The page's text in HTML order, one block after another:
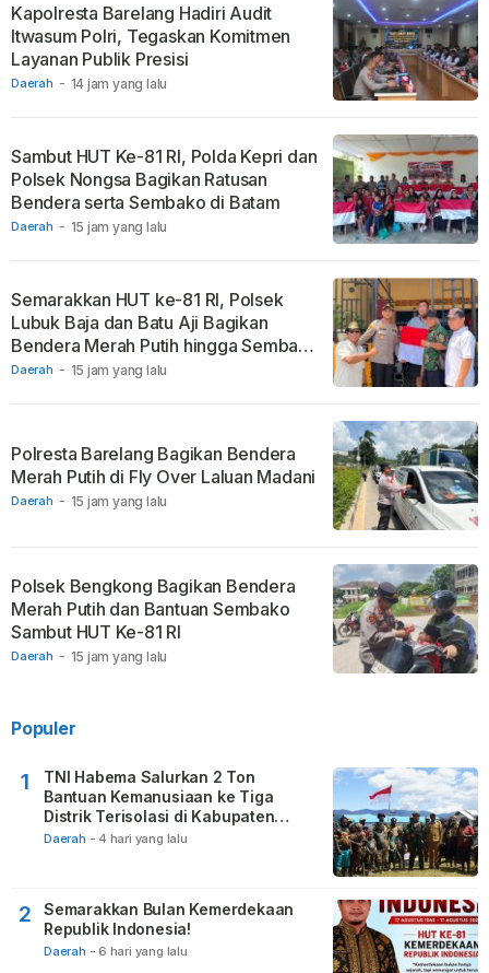
Daerah - 14 jam yang lalu
Kapolresta Barelang Hadiri Audit
Itwasum Polri, Tegaskan Komitmen
Layanan Publik Presisi
Daerah - 15 jam yang lalu
Sambut HUT Ke-81 RI, Polda Kepri dan
Polsek Nongsa Bagikan Ratusan
Bendera serta Sembako di Batam
Daerah - 15 jam yang lalu
Semarakkan HUT ke-81 RI, Polsek
Lubuk Baja dan Batu Aji Bagikan
Bendera Merah Putih hingga Sembako
ke Warga
Daerah - 15 jam yang lalu
Polresta Barelang Bagikan Bendera
Merah Putih di Fly Over Laluan Madani
Daerah - 15 jam yang lalu
Polsek Bengkong Bagikan Bendera
Merah Putih dan Bantuan Sembako
Sambut HUT Ke-81 RI
Populer
1
TNI Habema Salurkan 2 Ton
Bantuan Kemanusiaan ke Tiga
Distrik Terisolasi di Kabupaten
Puncak
Daerah - 4 hari yang lalu
2
Semarakkan Bulan Kemerdekaan
Republik Indonesia!
Daerah - 6 hari yang lalu